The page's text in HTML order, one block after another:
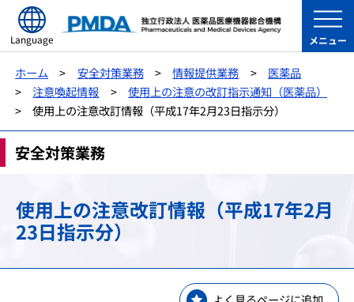
Language メニュー
ホーム 安全対策業務 情報提供業務
医薬品
注意喚起情報
使用上の注意の改訂指示通知（医薬品）
使用上の注意改訂情報（平成17年2月23日指示分）
安全対策業務
使用上の注意改訂情報（平成17年2月
23日指示分）